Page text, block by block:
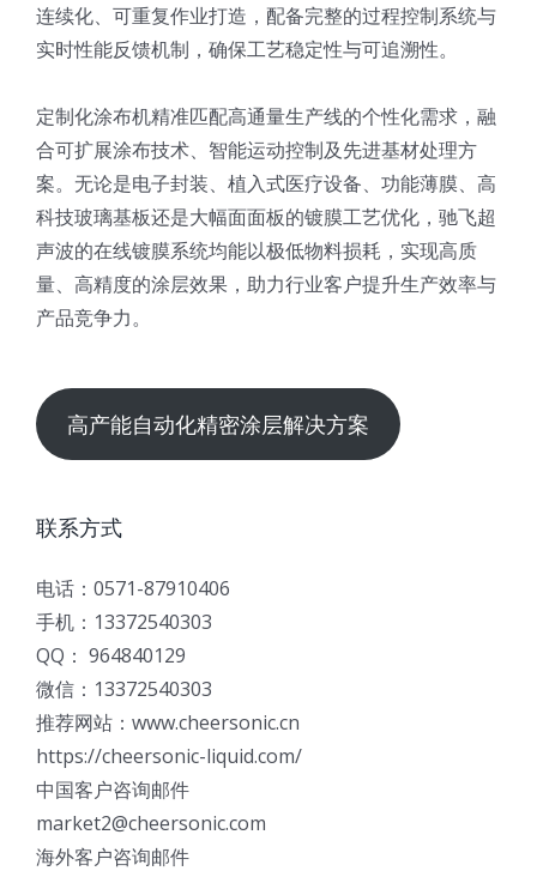
连续化、可重复作业打造，配备完整的过程控制系统与
实时性能反馈机制，确保工艺稳定性与可追溯性。
定制化涂布机精准匹配高通量生产线的个性化需求，融
合可扩展涂布技术、智能运动控制及先进基材处理方
案。无论是电子封装、植入式医疗设备、功能薄膜、高
科技玻璃基板还是大幅面面板的镀膜工艺优化，驰飞超
声波的在线镀膜系统均能以极低物料损耗，实现高质
量、高精度的涂层效果，助力行业客户提升生产效率与
产品竞争力。
高产能自动化精密涂层解决方案
联系方式
电话：0571-87910406
手机：13372540303
QQ： 964840129
微信：13372540303
推荐网站：www.cheersonic.cn
https://cheersonic-liquid.com/
中国客户咨询邮件
market2@cheersonic.com
海外客户咨询邮件